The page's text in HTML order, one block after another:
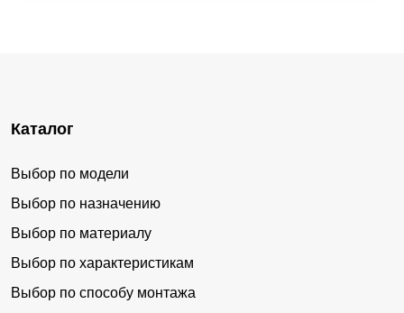
Каталог
Выбор по модели
Выбор по назначению
Выбор по материалу
Выбор по характеристикам
Выбор по способу монтажа